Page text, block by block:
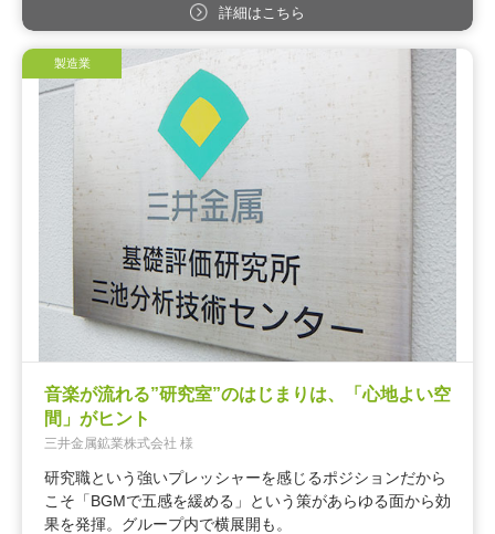
詳細はこちら
製造業
音楽が流れる”研究室”のはじまりは、「心地よい空
間」がヒント
三井金属鉱業株式会社 様
研究職という強いプレッシャーを感じるポジションだから
こそ「BGMで五感を緩める」という策があらゆる面から効
果を発揮。グループ内で横展開も。